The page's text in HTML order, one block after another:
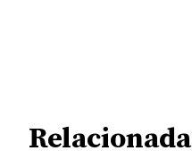
Relacionada